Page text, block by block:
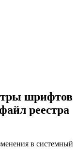
шрифтов
реестра
в системный